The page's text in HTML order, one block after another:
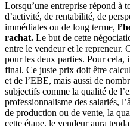
Lorsqu’une entreprise répond à
d’activité, de rentabilité, de
immédiates ou de long terme,
rachat. Le but de cette
entre le vendeur et le repreneur.
pour les deux parties. Pour
final. Ce juste prix doit être
et de l’EBE, mais aussi de
subjectifs comme la qualité de
professionnalisme des salariés,
de production ou de vente, la
cette étape, le vendeur aura